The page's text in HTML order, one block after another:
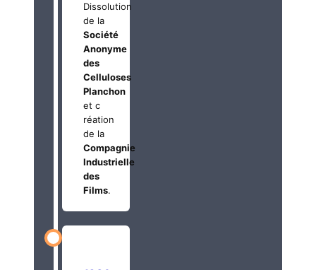
Dissolution
de la
Société
Anonyme
des
Celluloses
Planchon
et c
réation
de la
Compagnie
Industrielle
des
Films.